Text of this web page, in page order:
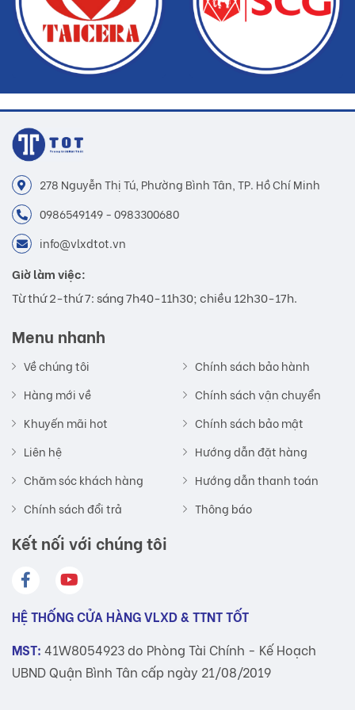
278 Nguyễn Thị Tú, Phường Bình Tân, TP. Hồ Chí Minh
0986549149 - 0983300680
info@vlxdtot.vn
Giờ làm việc:
Từ thứ 2-thứ 7: sáng 7h40-11h30; chiều 12h30-17h.
Menu nhanh
Về chúng tôi
Hàng mới về
Khuyến mãi hot
Liên hệ
Chăm sóc khách hàng
Chính sách đổi trả
Chính sách bảo hành
Chính sách vận chuyển
Chính sách bảo mật
Hướng dẫn đặt hàng
Hướng dẫn thanh toán
Thông báo
Kết nối với chúng tôi
HỆ THỐNG CỬA HÀNG VLXD & TTNT TỐT
MST: 41W8054923 do Phòng Tài Chính - Kế Hoạch
UBND Quận Bình Tân cấp ngày 21/08/2019